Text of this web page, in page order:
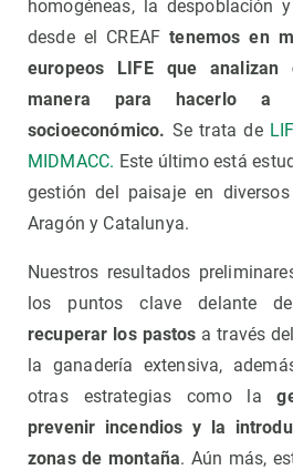
homogéneas, la despoblación
desde el CREAFtenemos en
europeos LIFE que
manera para hacerlo a
socioeconómico. Se trata de
MIDMACC. Este último está
gestión del paisaje en
Aragón y Catalunya.
Nuestros resultados
los puntos clave delante
recuperar los pastos a través
la ganadería extensiva,
otras estrategias como la
prevenir incendios y la
zonas de montaña. Aún más,